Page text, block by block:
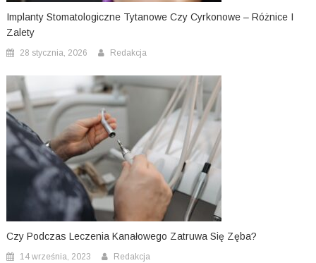
Implanty Stomatologiczne Tytanowe Czy Cyrkonowe – Różnice I
Zalety
28 stycznia, 2026 Redakcja
Czy Podczas Leczenia Kanałowego Zatruwa Się Zęba?
14 września, 2023 Redakcja